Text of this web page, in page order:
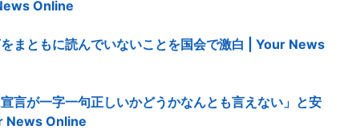
Online
をまともに読んでいないことを国会で激白 | Your News
言が一字一句正しいかどうかなんとも言えない」と安
News Online